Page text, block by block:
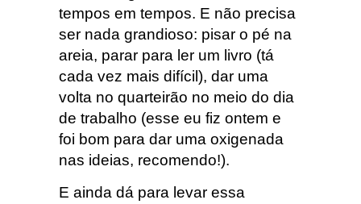
tempos em tempos. E não precisa
ser nada grandioso: pisar o pé na
areia, parar para ler um livro (tá
cada vez mais difícil), dar uma
volta no quarteirão no meio do dia
de trabalho (esse eu fiz ontem e
foi bom para dar uma oxigenada
nas ideias, recomendo!).
E ainda dá para levar essa